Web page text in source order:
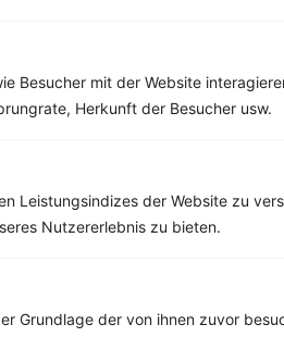
Besucher mit der Website
Herkunft der Besucher usw.
Leistungsindizes der Website zu
Nutzererlebnis zu bieten.
Grundlage der von ihnen zuvor
bis 700 kcal